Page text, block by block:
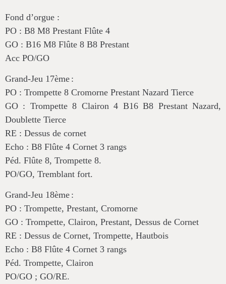
Fond d’orgue :
PO : B8 M8 Prestant Flûte 4
GO : B16 M8 Flûte 8 B8 Prestant
Acc PO/GO
Grand-Jeu 17ème :
PO : Trompette 8 Cromorne Prestant Nazard Tierce
GO : Trompette 8 Clairon 4 B16 B8 Prestant Nazard,
Doublette Tierce
RE : Dessus de cornet
Echo : B8 Flûte 4 Cornet 3 rangs
Péd. Flûte 8, Trompette 8.
PO/GO, Tremblant fort.
Grand-Jeu 18ème :
PO : Trompette, Prestant, Cromorne
GO : Trompette, Clairon, Prestant, Dessus de Cornet
RE : Dessus de Cornet, Trompette, Hautbois
Echo : B8 Flûte 4 Cornet 3 rangs
Péd. Trompette, Clairon
PO/GO ; GO/RE.